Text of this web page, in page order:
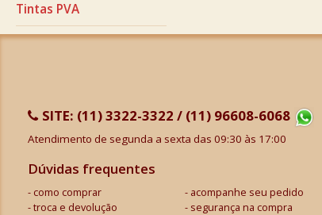
Tintas PVA
SITE: (11) 3322-3322 / (11) 96608-6068
Atendimento de segunda a sexta das 09:30 às 17:00
Dúvidas frequentes
como comprar
acompanhe seu pedido
troca e devolução
segurança na compra